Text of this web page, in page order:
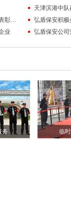
天津滨港中
盛宴华章，邀您共鉴丨弘盾保安2017年终总结表彰大会暨2018迎春联欢晚会回顾
弘盾保安积
业
弘盾保安公司
务 临